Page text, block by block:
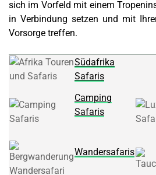
sich im Vorfeld mit einem
in Verbindung setzen und mit
Vorsorge treffen.
Südafrika
Safaris
Camping
Safaris
Wandersafaris